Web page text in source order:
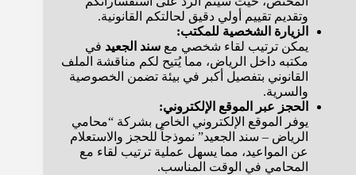
وتقديم تقييم أولي دقيق لحالتكم القانونية.
الزيارة الشخصية للمكتب:
يمكن ترتيب لقاء شخصي مع سند الجعيد في
مكتبه داخل الرياض، مما يُتيح لكم مناقشة الملف
القانوني بتفصيل أكبر في بيئة تضمن الخصوصية
والسرية.
الحجز عبر الموقع الإلكتروني:
يوفر الموقع الإلكتروني الخاص بشركة “محامي
الرياض – سند الجعيد” نموذجاً للحجز والاستعلام
عن المواعيد، مما يسهل عملية ترتيب لقاء مع
المحامي في الوقت المناسب.